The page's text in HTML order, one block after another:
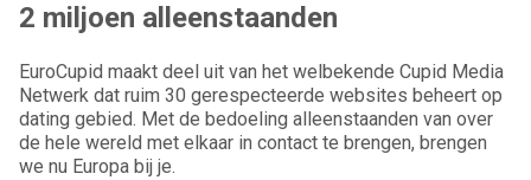
2 miljoen alleenstaanden
EuroCupid maakt deel uit van het welbekende Cupid Media
Netwerk dat ruim 30 gerespecteerde websites beheert op
dating gebied. Met de bedoeling alleenstaanden van over
de hele wereld met elkaar in contact te brengen, brengen
we nu Europa bij je.